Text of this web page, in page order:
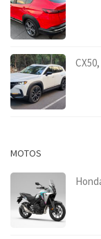
MOTOS